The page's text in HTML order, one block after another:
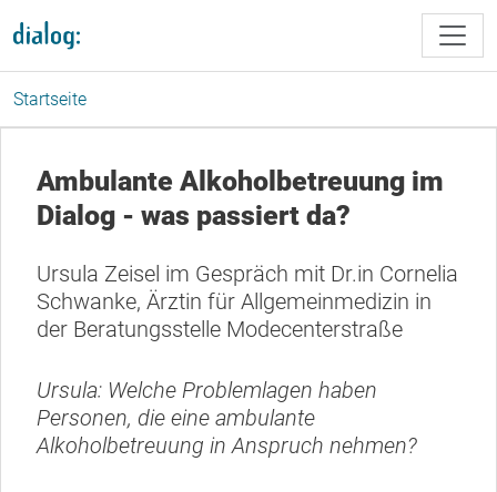
Startseite
Ambulante Alkoholbetreuung im
Dialog - was passiert da?
Ursula Zeisel im Gespräch mit Dr.in Cornelia
Schwanke, Ärztin für Allgemeinmedizin in
der Beratungsstelle Modecenterstraße
Ursula: Welche Problemlagen haben
Personen, die eine ambulante
Alkoholbetreuung in Anspruch nehmen?